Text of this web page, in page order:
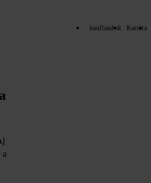
kaufland.sk Kariéra